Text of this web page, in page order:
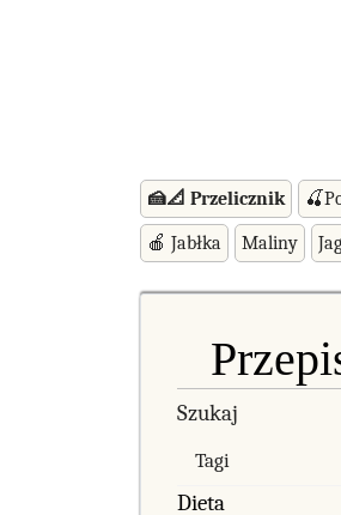
🍰📐 Przelicznik
🍎 Jabłka Maliny
Szukaj
Tagi
Dieta